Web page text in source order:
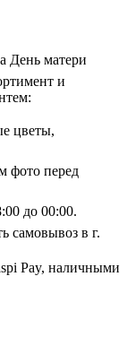
День матери
и
цветы,
фото перед
до 00:00.
самовывоз в г.
Pay, наличными